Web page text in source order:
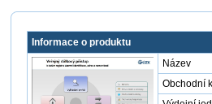
Informace o produktu
Název
Obchodní